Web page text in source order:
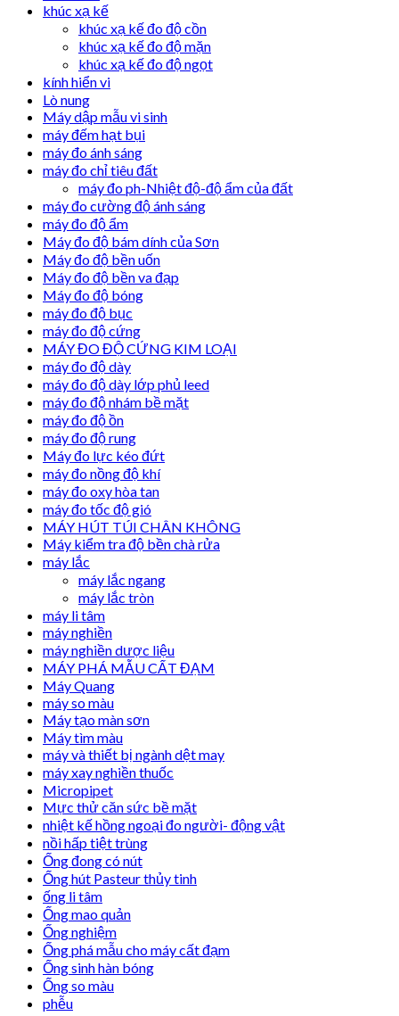
khúc xạ kế
khúc xạ kế đo độ cồn
khúc xạ kế đo độ mặn
khúc xạ kế đo độ ngọt
kính hiển vi
Lò nung
Máy dập mẫu vi sinh
máy đếm hạt bụi
máy đo ánh sáng
máy đo chỉ tiêu đất
máy đo ph-Nhiệt độ-độ ẩm của đất
máy đo cường độ ánh sáng
máy đo độ ẩm
Máy đo độ bám dính của Sơn
Máy đo độ bền uốn
Máy đo độ bền va đạp
Máy đo độ bóng
máy đo độ bục
máy đo độ cứng
MÁY ĐO ĐỘ CỨNG KIM LOẠI
máy đo độ dày
máy đo độ dày lớp phủ leed
máy đo độ nhám bề mặt
máy đo độ ồn
máy đo độ rung
Máy đo lực kéo đứt
máy đo nồng độ khí
máy đo oxy hòa tan
máy đo tốc độ gió
MÁY HÚT TÚI CHÂN KHÔNG
Máy kiểm tra độ bền chà rửa
máy lắc
máy lắc ngang
máy lắc tròn
máy li tâm
máy nghiền
máy nghiền dược liệu
MÁY PHÁ MẪU CẤT ĐẠM
Máy Quang
máy so màu
Máy tạo màn sơn
Máy tìm màu
máy và thiết bị ngành dệt may
máy xay nghiền thuốc
Micropipet
Mực thử căn sức bề mặt
nhiệt kế hồng ngoại đo người- động vật
nồi hấp tiệt trùng
Ống đong có nút
Ống hút Pasteur thủy tinh
ống li tâm
Ống mao quản
Ống nghiệm
Ống phá mẫu cho máy cất đạm
Ống sinh hàn bóng
Ống so màu
phễu